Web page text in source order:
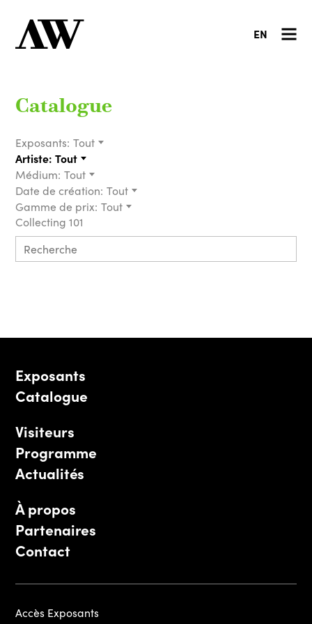
EN
Catalogue
Exposants: Tout
Artiste: Tout
Médium: Tout
Date de création: Tout
Gamme de prix: Tout
Collecting 101
Exposants
Catalogue
Visiteurs
Programme
Actualités
À propos
Partenaires
Contact
Accès Exposants